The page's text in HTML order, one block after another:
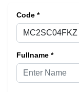
Code *
Fullname *